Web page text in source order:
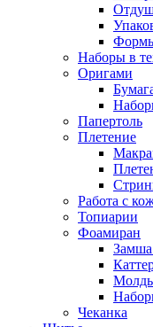
Наборы в
Оригами
Папертоль
Плетение
Работа с
Топиарии
Фоамиран
Замша
Чеканка